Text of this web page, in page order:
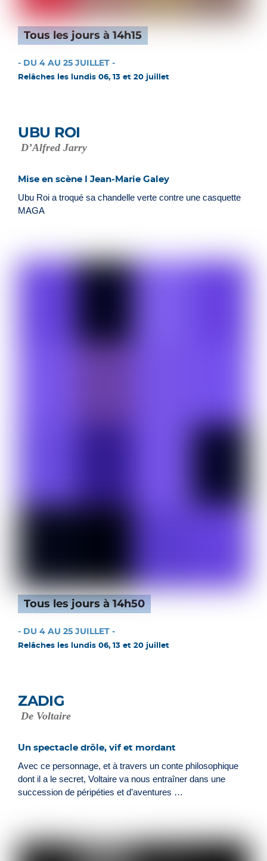
Tous les jours à 14h15
- DU 4 AU 25 JUILLET -
Relâches les lundis 06, 13 et 20 juillet
UBU ROI
D’Alfred Jarry
Mise en scène I Jean-Marie Galey
Ubu Roi a troqué sa chandelle verte contre une casquette
MAGA
Tous les jours à 14h50
- DU 4 AU 25 JUILLET -
Relâches les lundis 06, 13 et 20 juillet
ZADIG
De Voltaire
Un spectacle drôle, vif et mordant
Avec ce personnage, et à travers un conte philosophique
dont il a le secret, Voltaire va nous entraîner dans une
succession de péripéties et d’aventures …